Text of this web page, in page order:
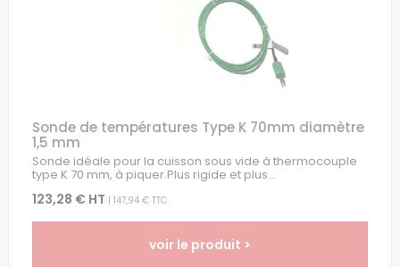
Sonde de températures Type K 70mm diamètre
1,5 mm
Sonde idéale pour la cuisson sous vide à thermocouple
type K 70 mm, à piquer.Plus rigide et plus...
123,28 € HT | 147,94 € TTC
voir le produit >